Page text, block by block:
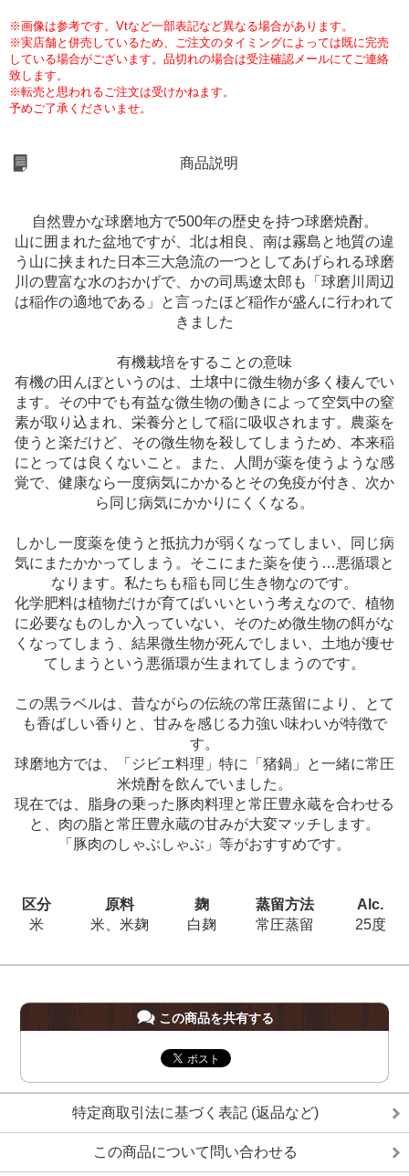
※画像は参考です。Vtなど一部表記など異なる場合があります。
※実店舗と併売しているため、ご注文のタイミングによっては既に完売
している場合がございます。品切れの場合は受注確認メールにてご連絡
致します。
※転売と思われるご注文は受けかねます。
予めご了承くださいませ。
商品説明
自然豊かな球磨地方で500年の歴史を持つ球磨焼酎。
山に囲まれた盆地ですが、北は相良、南は霧島と地質の違
う山に挟まれた日本三大急流の一つとしてあげられる球磨
川の豊富な水のおかげで、かの司馬遼太郎も「球磨川周辺
は稲作の適地である」と言ったほど稲作が盛んに行われて
きました
有機栽培をすることの意味
有機の田んぼというのは、土壌中に微生物が多く棲んでい
ます。その中でも有益な微生物の働きによって空気中の窒
素が取り込まれ、栄養分として稲に吸収されます。農薬を
使うと楽だけど、その微生物を殺してしまうため、本来稲
にとっては良くないこと。また、人間が薬を使うような感
覚で、健康なら一度病気にかかるとその免疫が付き、次か
ら同じ病気にかかりにくくなる。
しかし一度薬を使うと抵抗力が弱くなってしまい、同じ病
気にまたかかってしまう。そこにまた薬を使う…悪循環と
なります。私たちも稲も同じ生き物なのです。
化学肥料は植物だけが育てばいいという考えなので、植物
に必要なものしか入っていない、そのため微生物の餌がな
くなってしまう、結果微生物が死んでしまい、土地が痩せ
てしまうという悪循環が生まれてしまうのです。
この黒ラベルは、昔ながらの伝統の常圧蒸留により、とて
も香ばしい香りと、甘みを感じる力強い味わいが特徴で
す。
球磨地方では、「ジビエ料理」特に「猪鍋」と一緒に常圧
米焼酎を飲んでいました。
現在では、脂身の乗った豚肉料理と常圧豊永蔵を合わせる
と、肉の脂と常圧豊永蔵の甘みが大変マッチします。
「豚肉のしゃぶしゃぶ」等がおすすめです。
区分 原料 麹 蒸留方法
Alc.
米
米、米麹 白麹 常圧蒸留 25度
この商品を共有する
特定商取引法に基づく表記 (返品など)
この商品について問い合わせる